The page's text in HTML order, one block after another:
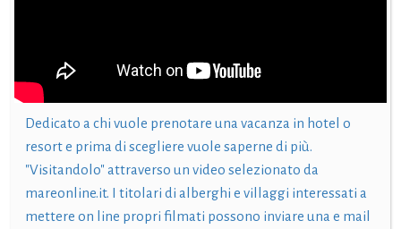
Dedicato a chi vuole prenotare una vacanza in hotel o
resort e prima di scegliere vuole saperne di più.
"Visitandolo" attraverso un video selezionato da
mareonline.it. I titolari di alberghi e villaggi interessati a
mettere on line propri filmati possono inviare una e mail